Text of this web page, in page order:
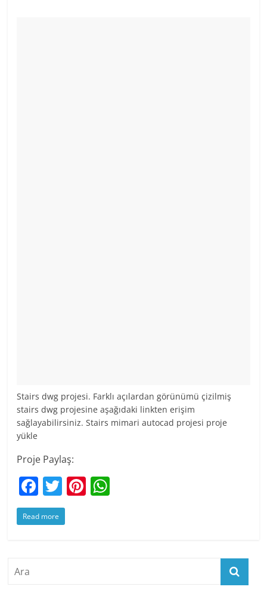
Stairs dwg projesi. Farklı açılardan görünümü çizilmiş
stairs dwg projesine aşağıdaki linkten erişim
sağlayabilirsiniz. Stairs mimari autocad projesi proje
yükle
Proje Paylaş:
F
a
c
T
w
itt
Pi
Read more